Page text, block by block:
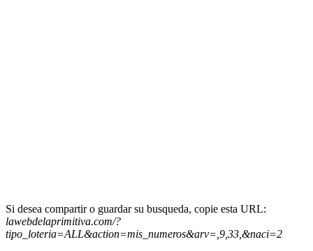
Si desea compartir o guardar su busqueda, copie esta URL:
lawebdelaprimitiva.com/?
tipo_loteria=ALL&action=mis_numeros&arv=,9,33,&naci=2